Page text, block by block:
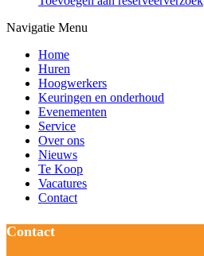
Navigatie Menu
Home
Huren
Hoogwerkers
Keuringen en onderhoud
Evenementen
Service
Over ons
Nieuws
Te Koop
Vacatures
Contact
Contact